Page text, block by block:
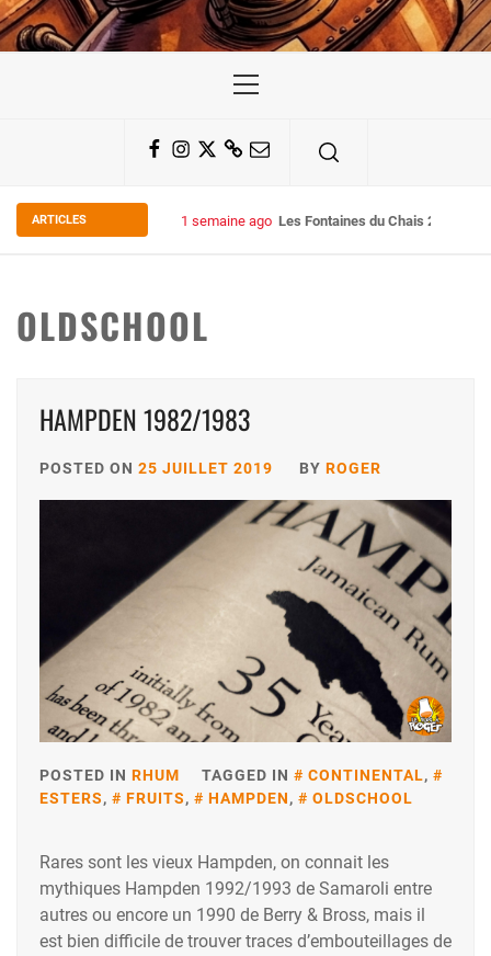
Menu
Facebook
Instagram
TwitterSubstack
Email
ARTICLES 1 semaine ago Les Fontaines du Chais 27
OLDSCHOOL
HAMPDEN 1982/1983
POSTED ON 25 JUILLET 2019 BY ROGER
POSTED IN RHUM TAGGED IN CONTINENTAL,
ESTERS, FRUITS, HAMPDEN, OLDSCHOOL
Rares sont les vieux Hampden, on connait les
mythiques Hampden 1992/1993 de Samaroli entre
autres ou encore un 1990 de Berry & Bross, mais il
est bien difficile de trouver traces d’embouteillages de